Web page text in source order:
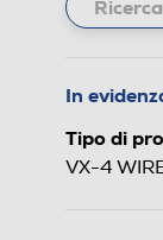
In
Tipo di
VX-4